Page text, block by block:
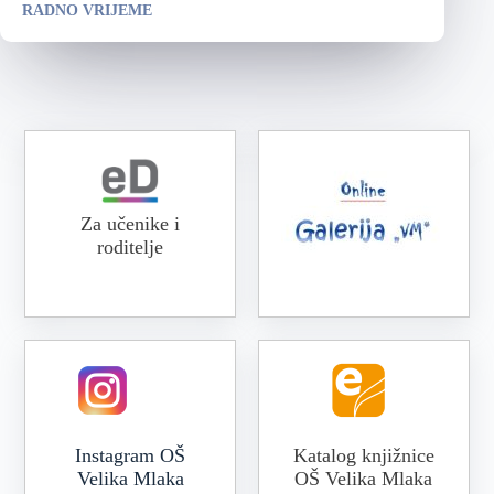
RADNO VRIJEME
Za učenike i
roditelje
Instagram OŠ
Velika Mlaka
Katalog knjižnice
OŠ Velika Mlaka